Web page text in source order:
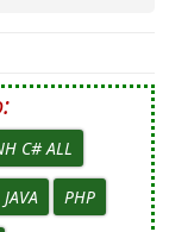
C# ALL
JAVA PHP